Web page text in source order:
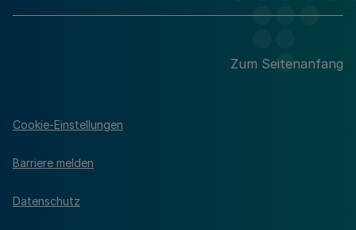
Zum Seitenanfang
Cookie-Einstellungen
Barriere melden
Datenschutz